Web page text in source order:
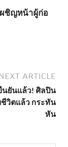
ผชิญหน้าผู้ก่อ
ARTICLE
นยันแล้ว! ศิลปิน
ชีวิตแล้ว กระทัน
หัน